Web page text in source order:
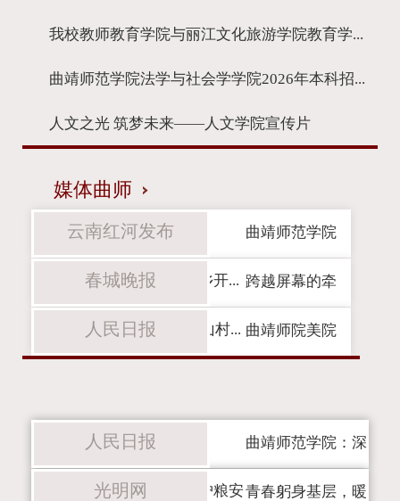
我校教师教育学院与丽江文化旅游学院教育学...
曲靖师范学院法学与社会学学院2026年本科招...
人文之光 筑梦未来——人文学院宣传片
媒体曲师
云南红河发布 曲靖师范学院
志愿服务队赴元阳县嘎娘乡开...
春城晚报 跨越屏幕的牵
手：曲靖师院“阅读CP”为山村...
人民日报 曲靖师院美院
人民日报 曲靖师范学院：深
入田间访农户，宣讲调研护粮安
光明网 青春躬身基层，暖